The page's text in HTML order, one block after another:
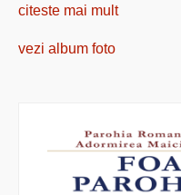
citeste mai mult
vezi album foto